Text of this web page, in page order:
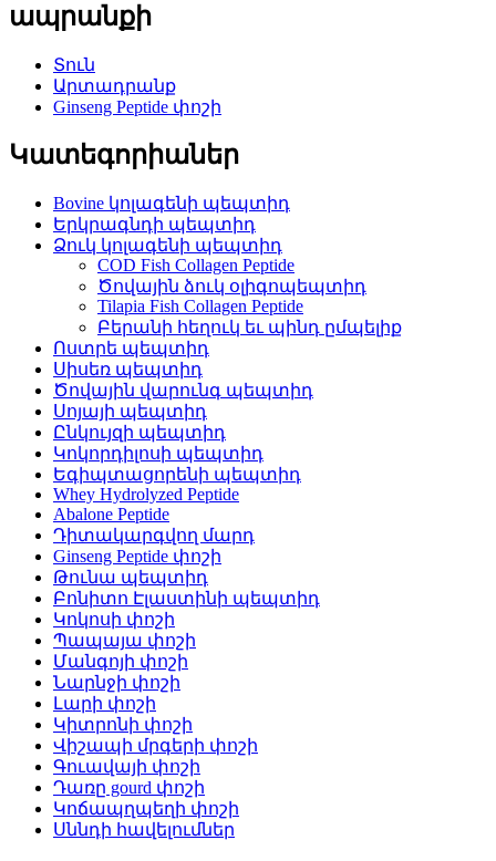
ապրանքի
Տուն
Արտադրանք
Ginseng Peptide փոշի
Կատեգորիաներ
Bovine կոլագենի պեպտիդ
Երկրագնդի պեպտիդ
Ձուկ կոլագենի պեպտիդ
COD Fish Collagen Peptide
Ծովային ձուկ օլիգոպեպտիդ
Tilapia Fish Collagen Peptide
Բերանի հեղուկ եւ պինդ ըմպելիք
Ոստրե պեպտիդ
Սիսեռ պեպտիդ
Ծովային վարունգ պեպտիդ
Սոյայի պեպտիդ
Ընկույզի պեպտիդ
Կոկորդիլոսի պեպտիդ
Եգիպտացորենի պեպտիդ
Whey Hydrolyzed Peptide
Abalone Peptide
Դիտակարգվող մարդ
Ginseng Peptide փոշի
Թունա պեպտիդ
Բոնիտո Էլաստինի պեպտիդ
Կոկոսի փոշի
Պապայա փոշի
Մանգոյի փոշի
Նարնջի փոշի
Լարի փոշի
Կիտրոնի փոշի
Վիշապի մրգերի փոշի
Գուավայի փոշի
Դառը gourd փոշի
Կոճապղպեղի փոշի
Սննդի հավելումներ